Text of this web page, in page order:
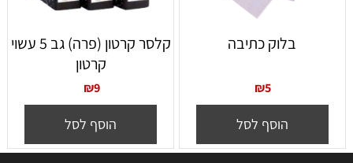
בלוק כתיבה
₪5
הוסף לסל
קלסר קרטון (פרה) גב 5 עשוי
קרטון
₪9
הוסף לסל